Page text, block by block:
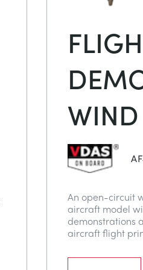
An open-circuit
aircraft model
demonstrations
aircraft flight